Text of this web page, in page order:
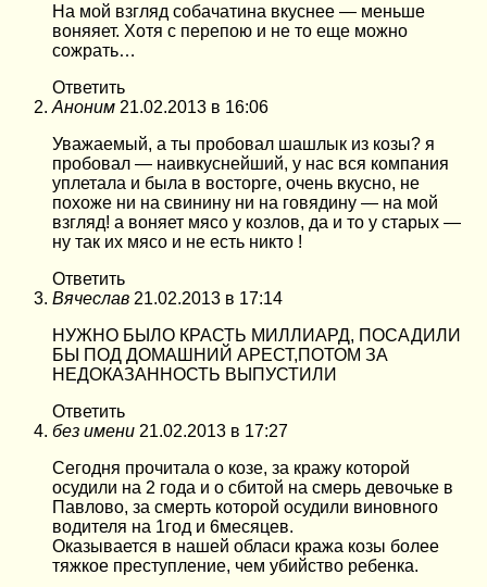
На мой взгляд собачатина вкуснее — меньше
воняяет. Хотя с перепою и не то еще можно
сожрать…
Ответить
Аноним 21.02.2013 в 16:06
Уважаемый, а ты пробовал шашлык из козы? я
пробовал — наивкуснейший, у нас вся компания
уплетала и была в восторге, очень вкусно, не
похоже ни на свинину ни на говядину — на мой
взгляд! а воняет мясо у козлов, да и то у старых —
ну так их мясо и не есть никто !
Ответить
Вячеслав 21.02.2013 в 17:14
НУЖНО БЫЛО КРАСТЬ МИЛЛИАРД, ПОСАДИЛИ
БЫ ПОД ДОМАШНИЙ АРЕСТ,ПОТОМ ЗА
НЕДОКАЗАННОСТЬ ВЫПУСТИЛИ
Ответить
без имени 21.02.2013 в 17:27
Сегодня прочитала о козе, за кражу которой
осудили на 2 года и о сбитой на смерь девочьке в
Павлово, за смерть которой осудили виновного
водителя на 1год и 6месяцев.
Оказывается в нашей обласи кража козы более
тяжкое преступление, чем убийство ребенка.